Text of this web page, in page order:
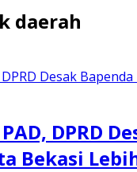
daerah
DPRD
Bekasi